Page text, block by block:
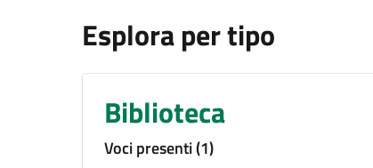
Esplora per tipo
Biblioteca
Voci presenti (1)